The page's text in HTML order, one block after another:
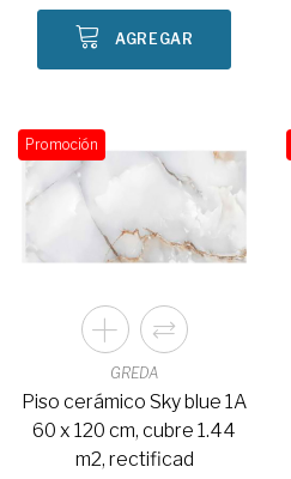
AGREGAR
Promoción
GREDA
Piso cerámico Sky blue 1A
60 x 120 cm, cubre 1.44
m2, rectificad